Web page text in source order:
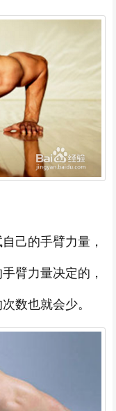
己的手臂力量，
臂力量决定的，
数也就会少。